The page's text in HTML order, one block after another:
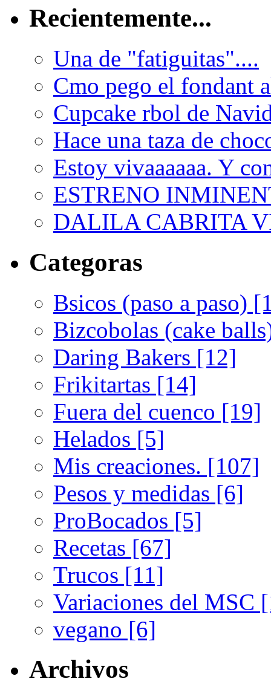
Recientemente...
Una de "fatiguitas"....
Cmo pego el fondant
Cupcake rbol de
Hace una taza de
Estoy vivaaaaaa. Y
ESTRENO
DALILA CABRITA
Categoras
Bsicos (paso a paso)
Bizcobolas (cake
Daring Bakers [12]
Frikitartas [14]
Fuera del cuenco [19]
Helados [5]
Mis creaciones. [107]
Pesos y medidas [6]
ProBocados [5]
Recetas [67]
Trucos [11]
Variaciones del MSC
vegano [6]
Archivos